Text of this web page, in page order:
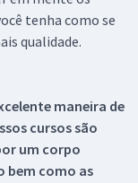
tenha como se
qualidade.
maneira de
cursos são
um corpo
bem como as